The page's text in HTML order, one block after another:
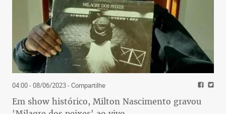
04:00 - 08/06/2023- Compartilhe
Em show histórico, Milton Nascimento gravou